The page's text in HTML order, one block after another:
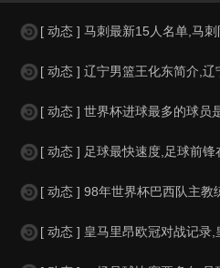
[ 动态 ] 马刺最新15人名单,马
[ 动态 ] 辽宁男篮王化东简介,辽宁
[ 动态 ] 世界杯进球最多的球员是谁,世界
[ 动态 ] 足球最快速度,足球前锋在射门的一
[ 动态 ] 98年世界杯巴西队主教练,世
[ 动态 ] 皇马里昂欧冠对战记录,皇马